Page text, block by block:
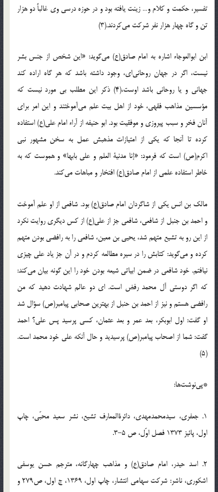
تفسیر،‌ حکمت و کلام و… زینت یافته بود و در حوزه درسی وی غالباً دو هزار
تن و گاه چهار هزار نفر شرکت می‌کردند.(3)
ابن ابوالعوجاء اشاره به امام صادق(ع) می‌گوید: «این شخص از جنس بشر
نیست، اگر در جهان روحانی‌ای، وجود داشته باشد که هر گاه اراده کند
جهانی و یا روحانی باشد اوست،(4) ذکر این مطلب بی مورد نیست که
مؤسسین مذاهب فقهی، خود از اهل بیت علم می‌آموختند و این امر برای
آنان فخر و سبب پیروزی و موفقیت بود. ابو حنیفه از آراء امام علی(ع) استفاده
کرده تا آنجا که یکی از امتیازات مذهبش عمل به سخن مشهور نبی
اکرم(ص) است که فرمود: «إنا مدنیة‌ العلم و علی بابها» و هموست ‌که به
خاطر استفاده علمی از امام صادق(ع) افتخار و مباهات می‌کند.
مالک بن انس یکی از شاگردان امام صادق(ع) بود. شافعی از او علم آموخت
و احمد بن جنبل از شافعی، شافعی جز از علی(ع) از کس دیگری روایت نکرد
از این رو به تشیع متهم شد، یحیی بن معین، شافعی را به رافضی بودن متهم
کرده و می‌گوید: کتابش را در سیره مطالعه کردم و در آن جز یاد علی چیزی
نیافتم. خود شافعی در ضمن ابیاتی شیعه بودن خود را این گونه بیان می‌کند:‌
که اگر دوستی آل محمد رفض است. ای دو عالم شهادت دهید که من
رافضی هستم و نیز از احمد بن حنبل از بهترین صحابی پیامبر(ص) سؤال شد
او گفت: اول ابوبکر، بعد عمر و بعد عثمان، کسی پرسید پس علی؟ احمد
گفت: شما از اصحاب پیامبر(ص) پرسیدید و حال آنکه علی خود محمد است.
(5)
*پی‌نوشت‌ها:
1. جعفری، سیدمحمدمهدی، دائرة‌المعارف تشیع، نشر سعید محبّی، چاپ
اول، پائیز 1373 فصل اوّل، ص 5-3.
2. اسد حیدر، امام صادق(ع) و مذاهب چهارگانه، مترجم حسن یوسفی
اشکوری، ناشر: شرکت سهامی انتشار، چاپ اول، 1369، ج اول، ص279 و